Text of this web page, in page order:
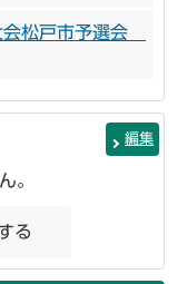
会松戸市予選会
編集
。
る